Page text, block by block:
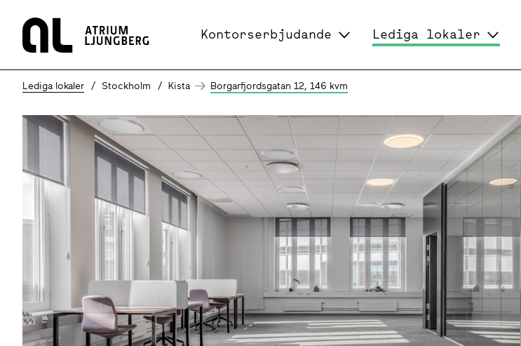
Hem
Kontorserbjudande Lediga lokaler
Lediga lokaler Stockholm Kista Borgarfjordsgatan 12, 146 kvm